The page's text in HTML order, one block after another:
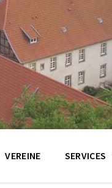
VEREINE SERVICES